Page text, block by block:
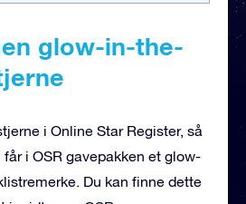
glow-in-the-
i Online Star Register, så
i OSR gavepakken et glow-
Du kan finne dette